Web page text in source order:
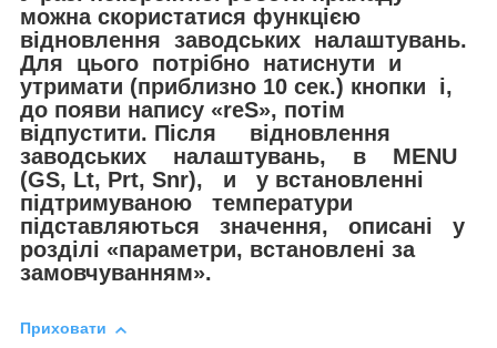
можна скористатися функцією
відновлення заводських налаштувань.
Для цього потрібно натиснути и
утримати (приблизно 10 сек.) кнопки і,
до появи напису «reS», потім
відпустити. Після відновлення
заводських налаштувань, в MENU
(GS, Lt, Prt, Snr), и у встановленні
підтримуваною температури
підставляються значення, описані у
розділі «параметри, встановлені за
замовчуванням».
Приховати